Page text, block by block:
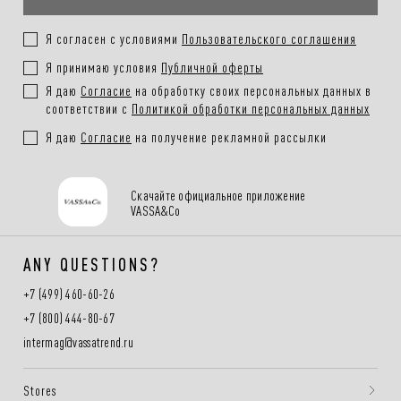
Я согласен с условиями Пользовательского соглашения
Я принимаю условия Публичной оферты
Я даю Согласие на обработку своих персональных данных в
соответствии с Политикой обработки персональных данных
Я даю Согласие на получение рекламной рассылки
Скачайте официальное приложение
VASSA&Co
ANY QUESTIONS?
+7 (499) 460-60-26
+7 (800) 444-80-67
intermag@vassatrend.ru
Stores